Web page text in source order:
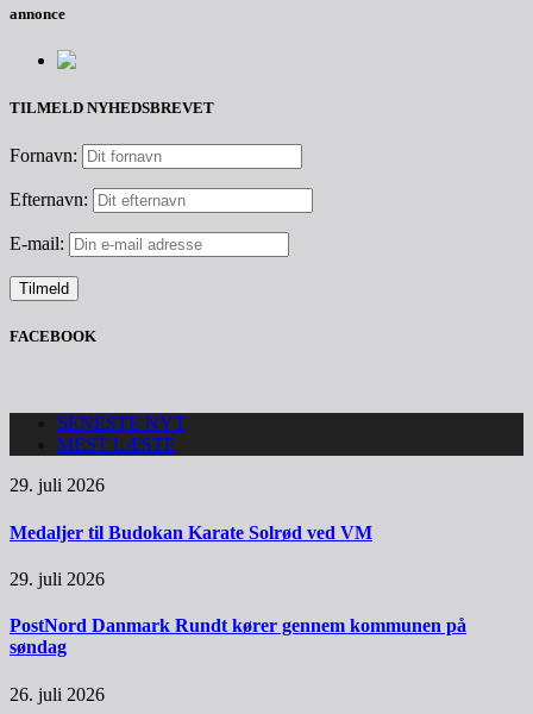
annonce
TILMELD NYHEDSBREVET
Fornavn:
Efternavn:
E-mail:
FACEBOOK
SENESTE NYT
MEST LÆSTE
29. juli 2026
Medaljer til Budokan Karate Solrød ved VM
29. juli 2026
PostNord Danmark Rundt kører gennem kommunen på
søndag
26. juli 2026